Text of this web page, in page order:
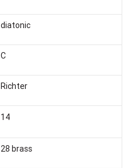
diatonic
C
Richter
14
28 brass